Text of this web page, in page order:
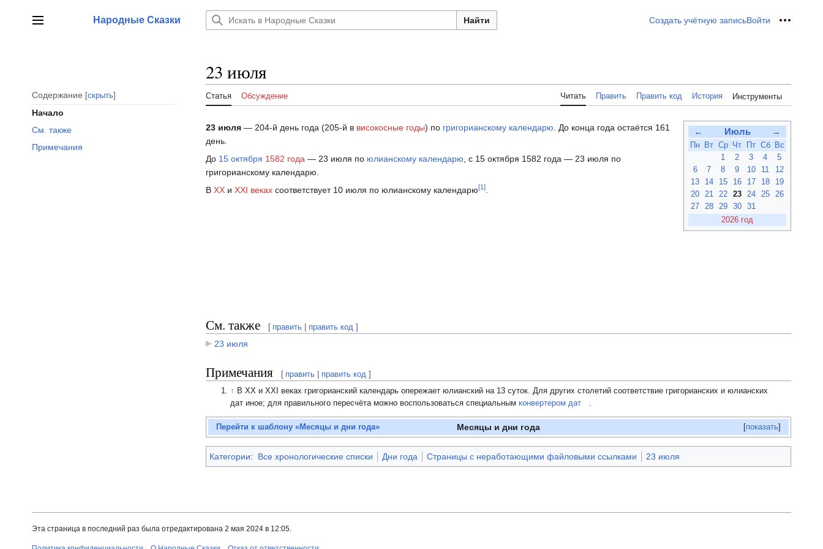
содержаниюГлавное менюНародные Сказки Найти Создать учётную записьВойти
Содержание скрыть
Начало
См. также
Примечания
23 июля
Статья Обсуждение Читать Править Править код История Инструменты
← →
Июль
Пн Вт Ср Чт Пт Сб
Вс
1
2 3 4
5
6
7 8 9 10 11
12
13
14 15 16 17 18
19
20
21 22 23 24 25
26
27
28 29 30
31
2026 год
23 июля — 204-й день года (205-й в високосные годы) по григорианскому календарю . До конца года остаётся 161
день.
До 15 октября 1582 года — 23 июля по юлианскому календарю , с 15 октября 1582 года — 23 июля по
григорианскому календарю.
В XX и XXI веках соответствует 10 июля по юлианскому календарю[1]
См. также [ править править код ]
23 июля
Примечания [ править править код ]
↑ В XX и XXI веках григорианский календарь опережает юлианский на 13 суток. Для других столетий соответствие григорианских и юлианских
дат иное; для правильного пересчёта можно воспользоваться специальнымконвертером дат
показать
Перейти к шаблону «Месяцы и дни года» Месяцы и дни года
Категории: Все хронологические списки Дни года Страницы с неработающими файловыми ссылками 23 июля
Эта страница в последний раз была отредактирована 2 мая 2024 в 12:05.